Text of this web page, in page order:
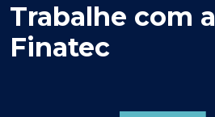
Trabalhe com a
Finatec